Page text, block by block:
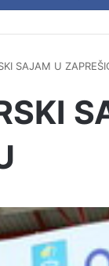
SAJAM U